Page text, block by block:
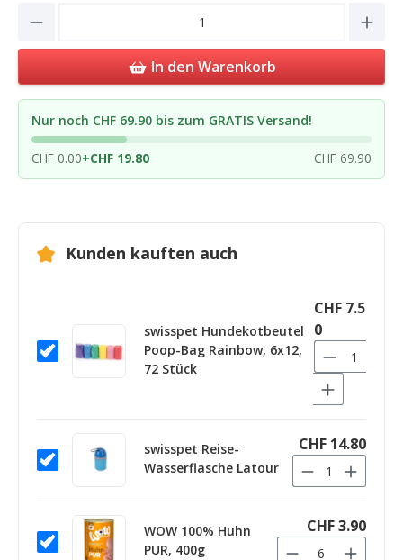
Product Quantity: Enter the desired
In den Warenkorb
Nur noch CHF 69.90 bis zum GRATIS Versand!
CHF 0.00+CHF 19.80 CHF 69.90
Kunden kauften auch
swisspet Hundekotbeutel
Poop-Bag Rainbow, 6x12,
72 Stück
CHF 7.5
0
swisspet Reise-
Wasserflasche Latour
CHF 14.80
WOW 100% Huhn
PUR, 400g
CHF 3.90